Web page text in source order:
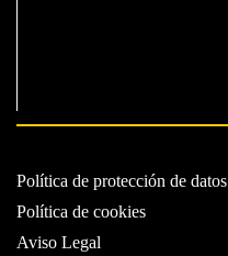
Política de protección de datos
Política de cookies
Aviso Legal